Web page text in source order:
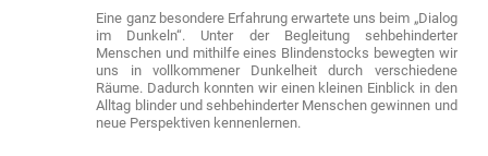
Eine ganz besondere Erfahrung erwartete uns beim „Dialog
im Dunkeln“. Unter der Begleitung sehbehinderter
Menschen und mithilfe eines Blindenstocks bewegten wir
uns in vollkommener Dunkelheit durch verschiedene
Räume. Dadurch konnten wir einen kleinen Einblick in den
Alltag blinder und sehbehinderter Menschen gewinnen und
neue Perspektiven kennenlernen.